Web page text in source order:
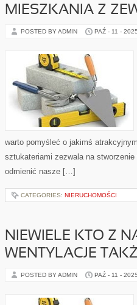
MIESZKANIA Z
POSTED BY ADMIN PAŹ - 11 - 2025
warto pomyśleć o jakimś
sztukateriami zezwala na
odmienić nasze […]
CATEGORIES: NIERUCHOMOŚCI
NIEWIELE KTO Z
WENTYLACJE
POSTED BY ADMIN PAŹ - 11 - 2025